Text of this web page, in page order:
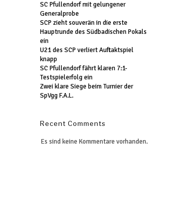
SC Pfullendorf mit gelungener
Generalprobe
SCP zieht souverän in die erste
Hauptrunde des Südbadischen Pokals
ein
U21 des SCP verliert Auftaktspiel
knapp
SC Pfullendorf fährt klaren 7:1-
Testspielerfolg ein
Zwei klare Siege beim Turnier der
SpVgg F.A.L.
Recent Comments
Es sind keine Kommentare vorhanden.